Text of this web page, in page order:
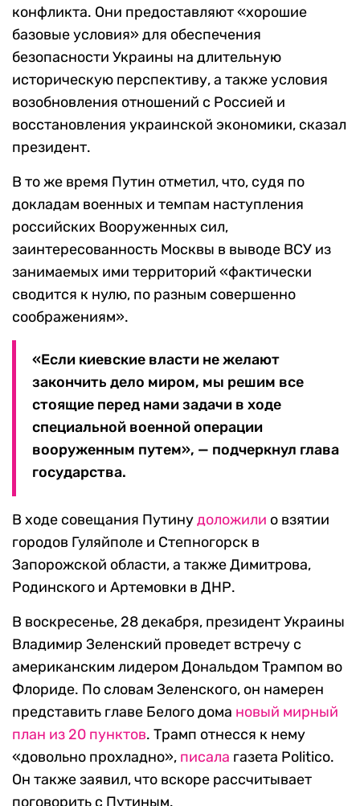
конфликта. Они предоставляют «хорошие
базовые условия» для обеспечения
безопасности Украины на длительную
историческую перспективу, а также условия
возобновления отношений с Россией и
восстановления украинской экономики, сказал
президент.
В то же время Путин отметил, что, судя по
докладам военных и темпам наступления
российских Вооруженных сил,
заинтересованность Москвы в выводе ВСУ из
занимаемых ими территорий «фактически
сводится к нулю, по разным совершенно
соображениям».
«Если киевские власти не желают
закончить дело миром, мы решим все
стоящие перед нами задачи в ходе
специальной военной операции
вооруженным путем», — подчеркнул глава
государства.
В ходе совещания Путинудоложили о взятии
городов Гуляйполе и Степногорск в
Запорожской области, а также Димитрова,
Родинского и Артемовки в ДНР.
В воскресенье, 28 декабря, президент Украины
Владимир Зеленский проведет встречу с
американским лидером Дональдом Трампом во
Флориде. По словам Зеленского, он намерен
представить главе Белого дома новый мирный
план из 20 пунктов. Трамп отнесся к нему
«довольно прохладно», писала газета Politico.
Он также заявил, что вскоре рассчитывает
поговорить с Путиным.